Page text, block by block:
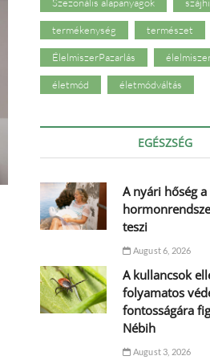
termékenység természet
ÉlelmiszerPazarlás
életmód életmódváltás
EGÉSZSÉG
A nyári hőség
teszi
August 6, 2026
A kullancsok
folyamatos
fontosságára
Nébih
August 3, 2026